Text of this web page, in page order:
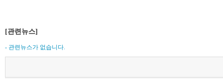
[관련뉴스]
- 관련뉴스가 없습니다.